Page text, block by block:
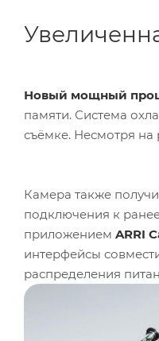
Новый мощный
памяти. Система
съёмке. Несмотря на
Камера также
подключения к
приложением ARRI
интерфейсы
распределения